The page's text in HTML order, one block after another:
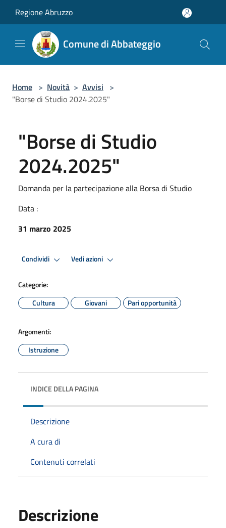
Regione Abruzzo
Comune di Abbateggio
Home > Novità > Avvisi >
"Borse di Studio 2024.2025"
"Borse di Studio
2024.2025"
Domanda per la partecipazione alla Borsa di Studio
Data :
31 marzo 2025
Condividi Vedi azioni
Categorie:
Cultura
Giovani Pari opportunità
Argomenti:
Istruzione
INDICE DELLA PAGINA
Descrizione
A cura di
Contenuti correlati
Descrizione